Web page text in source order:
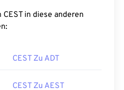
in diese anderen
CEST Zu ADT
CEST Zu AEST